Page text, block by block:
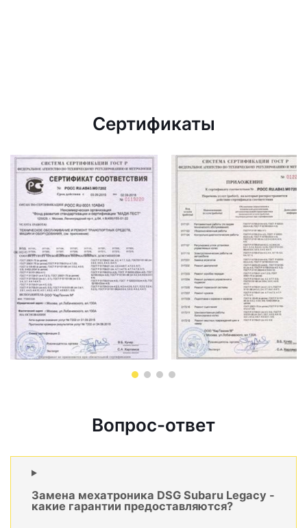
Сертификаты
Вопрос-ответ
Замена мехатроника DSG Subaru Legacy -
какие гарантии предоставляются?